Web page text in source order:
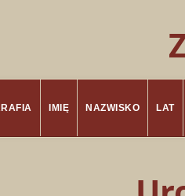
IMIĘ NAZWISKO LAT